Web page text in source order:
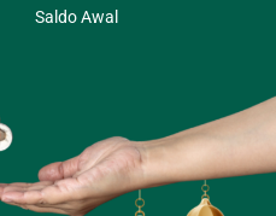
Saldo Awal